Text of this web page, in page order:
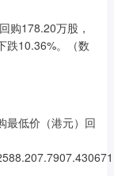
购178.20万股，
跌10.36%。（数
最低价（港元）回